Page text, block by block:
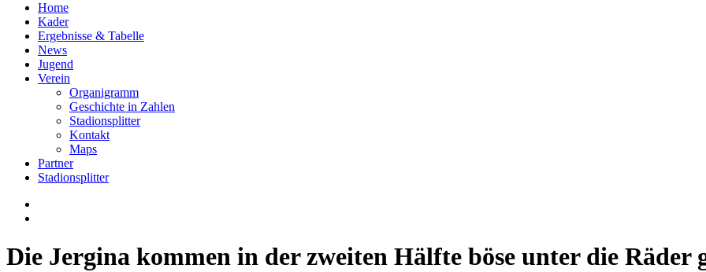
Home
Kader
Ergebnisse & Tabelle
News
Jugend
Verein
Organigramm
Geschichte in Zahlen
Stadionsplitter
Kontakt
Maps
Partner
Stadionsplitter
Die Jergina kommen in der zweiten Hälfte böse unter die Räder